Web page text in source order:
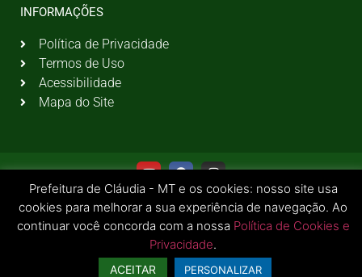
INFORMAÇÕES
Política de Privacidade
Termos de Uso
Acessibilidade
Mapa do Site
© 2026 Todos os Direitos Reservados | Prefeitura Municipal de Cláudia - MT
Prefeitura de Cláudia - MT e os cookies: nosso site usa
cookies para melhorar a sua experiência de navegação. Ao
continuar você concorda com a nossa Política de Cookies e
Privacidade.
ACEITAR PERSONALIZAR